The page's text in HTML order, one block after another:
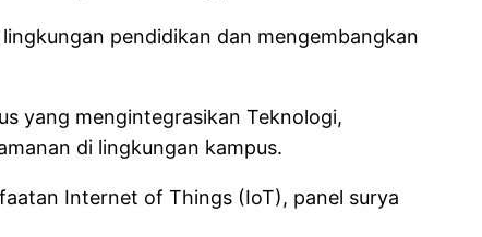
pendidikan dan mengembangkan
yang mengintegrasikan Teknologi,
di lingkungan kampus.
Internet of Things (IoT), panel surya